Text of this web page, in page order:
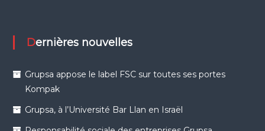
Dernières nouvelles
Grupsa appose le label FSC sur toutes ses portes
Kompak
Grupsa, à l’Université Bar Llan en Israël